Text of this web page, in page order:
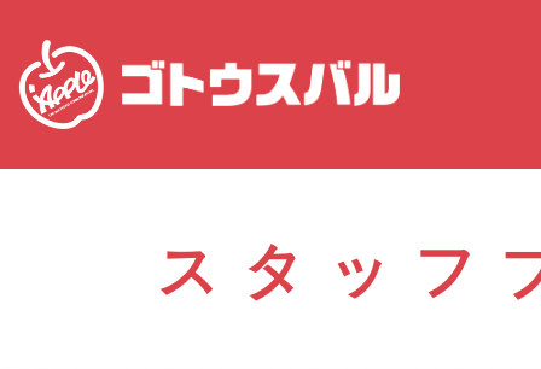
アップル
愛知県春日井市柏井町4-43-1
アップル春日井中央店
スタッフ